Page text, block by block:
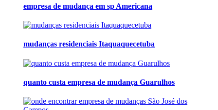
empresa de mudança em sp Americana
mudanças residenciais Itaquaquecetuba
quanto custa empresa de mudança Guarulhos